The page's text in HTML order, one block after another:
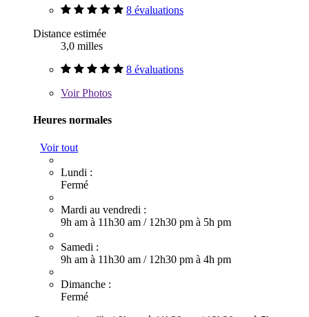
8 évaluations
Distance estimée
3,0 milles
8 évaluations
VoirPhotos
Heures normales
Voir tout
Lundi :
Fermé
Mardi au vendredi :
9h am à 11h30 am / 12h30 pm à 5h pm
Samedi :
9h am à 11h30 am / 12h30 pm à 4h pm
Dimanche :
Fermé